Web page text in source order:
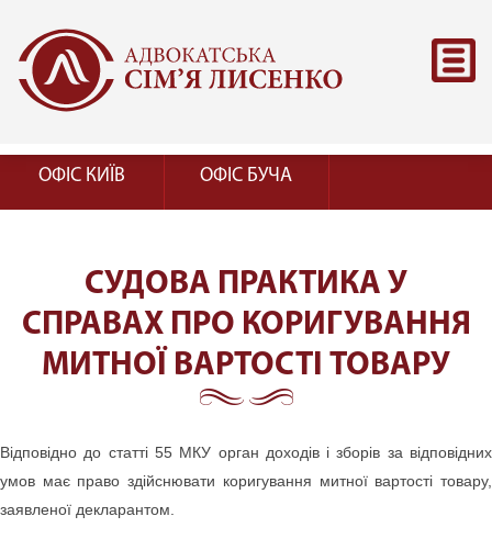
ОФІС КИЇВ ОФІС БУЧА
СУДОВА ПРАКТИКА У
СПРАВАХ ПРО КОРИГУВАННЯ
МИТНОЇ ВАРТОСТІ ТОВАРУ
Відповідно до статті 55 МКУ орган доходів і зборів за відповідних
умов має право здійснювати коригування митної вартості товару,
заявленої декларантом.